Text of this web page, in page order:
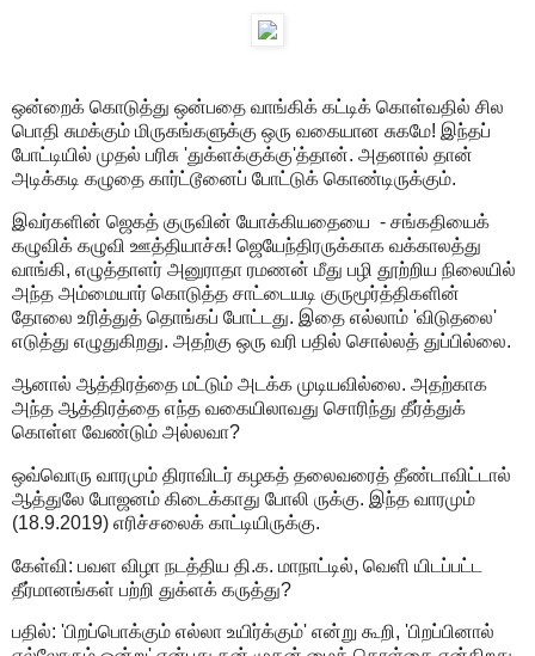
ஒன்றைக் கொடுத்து ஒன்பதை வாங்கிக் கட்டிக் கொள்வதில் சில
பொதி சுமக்கும் மிருகங்களுக்கு ஒரு வகையான சுகமே! இந்தப்
போட்டியில் முதல் பரிசு 'துக்ளக்குக்கு'த்தான். அதனால் தான்
அடிக்கடி கழுதை கார்ட்டூனைப் போட்டுக் கொண்டிருக்கும்.
இவர்களின் ஜெகத் குருவின் யோக்கியதையை - சங்கதியைக்
கழுவிக் கழுவி ஊத்தியாச்சு! ஜெயேந்திரருக்காக வக்காலத்து
வாங்கி, எழுத்தாளர் அனுராதா ரமணன் மீது பழி தூற்றிய நிலையில்
அந்த அம்மையார் கொடுத்த சாட்டையடி குருமூர்த்திகளின்
தோலை உரித்துத் தொங்கப் போட்டது. இதை எல்லாம் 'விடுதலை'
எடுத்து எழுதுகிறது. அதற்கு ஒரு வரி பதில் சொல்லத் துப்பில்லை.
ஆனால் ஆத்திரத்தை மட்டும் அடக்க முடியவில்லை. அதற்காக
அந்த ஆத்திரத்தை எந்த வகையிலாவது சொரிந்து தீர்த்துக்
கொள்ள வேண்டும் அல்லவா?
ஒவ்வொரு வாரமும் திராவிடர் கழகத் தலைவரைத் தீண்டாவிட்டால்
ஆத்துலே போஜனம் கிடைக்காது போலி ருக்கு. இந்த வாரமும்
(18.9.2019) எரிச்சலைக் காட்டியிருக்கு.
கேள்வி: பவள விழா நடத்திய தி.க. மாநாட்டில், வெளி யிடப்பட்ட
தீர்மானங்கள் பற்றி துக்ளக் கருத்து?
பதில்: 'பிறப்பொக்கும் எல்லா உயிர்க்கும்' என்று கூறி, 'பிறப்பினால்